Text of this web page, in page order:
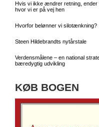
Hvis vi ikke ændrer retning, ender
hvor vi er på vej hen
Hvorfor belønner vi silotænkning?
Steen Hildebrandts nytårstale
Verdensmålene – en national
bæredygtig udvikling
KØB BOGEN